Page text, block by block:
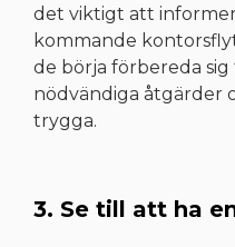
det viktigt att
kommande
de börja förbereda
nödvändiga åtgärder
trygga.
3. Se till att ha